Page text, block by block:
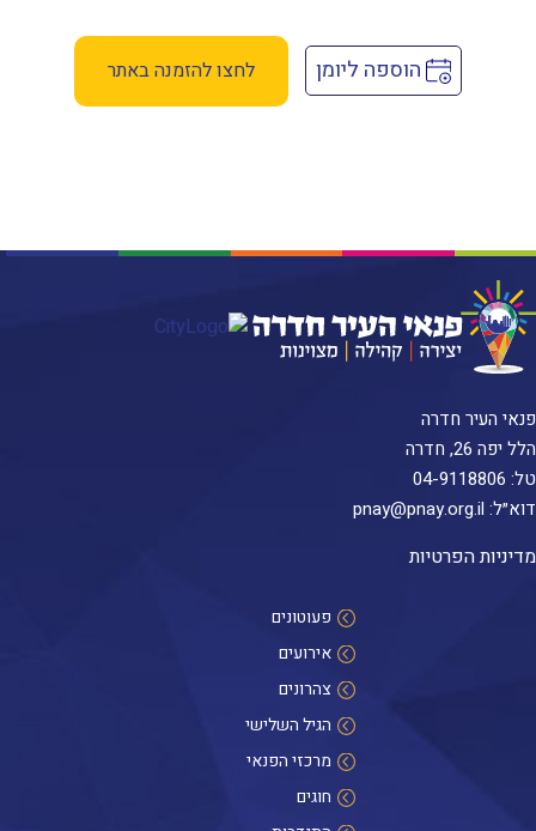
הוספה ליומן לחצו להזמנה באתר
פנאי העיר חדרה
הלל יפה 26, חדרה
טל: 04-9118806
דוא״ל: pnay@pnay.org.il
מדיניות הפרטיות
פעוטונים
אירועים
צהרונים
הגיל השלישי
מרכזי הפנאי
חוגים